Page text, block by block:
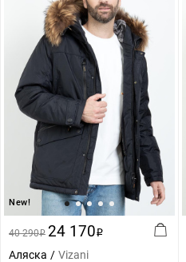
New!
40 290i 24 170i
Аляска Vizani